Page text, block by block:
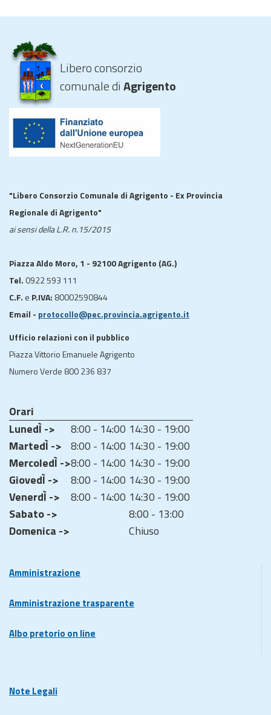
Libero consorzio
comunale diAgrigento
"Libero Consorzio Comunale di Agrigento - Ex Provincia
Regionale di Agrigento"
ai sensi della L.R. n.15/2015
Piazza Aldo Moro, 1 - 92100 Agrigento (AG.)
Tel. 0922 593 111
C.F. e P.IVA: 80002590844
Email - protocollo@pec.provincia.agrigento.it
Ufficio relazioni con il pubblico
Piazza Vittorio Emanuele Agrigento
Numero Verde 800 236 837
Orari
LunedÌ ->
8:00 - 14:00 14:30 - 19:00
MartedÌ -> 8:00 - 14:00 14:30 - 19:00
MercoledÌ ->8:00 - 14:00 14:30 - 19:00
GiovedÌ ->
8:00 - 14:00 14:30 - 19:00
VenerdÌ ->
8:00 - 14:00 14:30 - 19:00
Sabato ->
8:00 - 13:00
Domenica ->
Chiuso
Amministrazione
Amministrazione trasparente
Albo pretorio on line
Note Legali